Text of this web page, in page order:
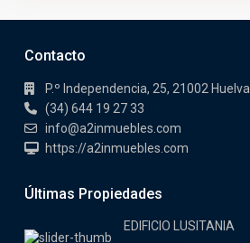
Contacto
P.º Independencia, 25, 21002 Huelva
(34) 644 19 27 33
info@a2inmuebles.com
https://a2inmuebles.com
Últimas Propiedades
EDIFICIO LUSITANIA